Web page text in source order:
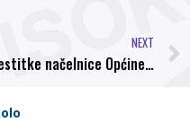
NEXT
Čestitke načelnice Općine Visoko Amre Babić NK “Bosna” Visoko i RK “Bosna” Visoko